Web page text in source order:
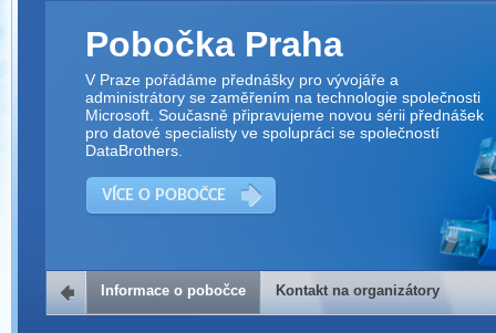
Pobočka Praha
V Praze pořádáme přednášky pro vývojáře a
administrátory se zaměřením na technologie společnosti
Microsoft. Současně připravujeme novou sérii přednášek
pro datové specialisty ve spolupráci se společností
DataBrothers.
VÍCE O POBOČCE
Kontakt na organizátory
Informace o pobočce Kontakt na organizátory